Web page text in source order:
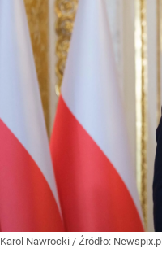
Karol Nawrocki / Źródło: Newspix.pl